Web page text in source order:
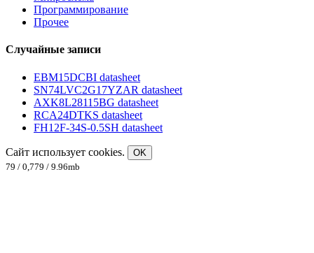
Программирование
Прочее
Случайные записи
EBM15DCBI datasheet
SN74LVC2G17YZAR datasheet
AXK8L28115BG datasheet
RCA24DTKS datasheet
FH12F-34S-0.5SH datasheet
Сайт использует cookies.
OK
79 / 0,779 / 9.96mb